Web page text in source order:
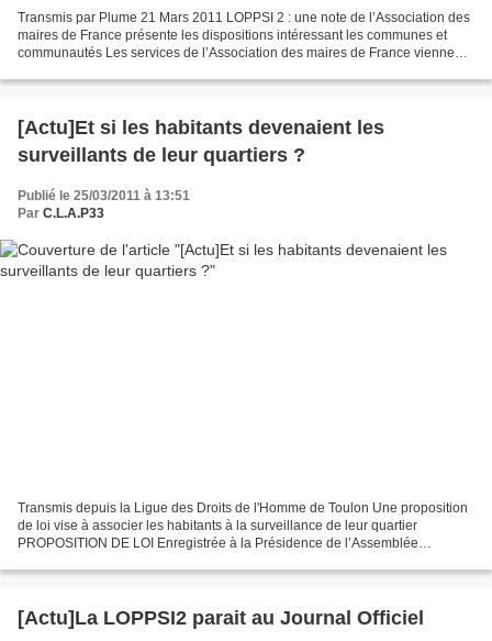
Transmis par Plume 21 Mars 2011 LOPPSI 2 : une note de l’Association des
maires de France présente les dispositions intéressant les communes et
communautés Les services de l’Association des maires de France viennent
[Actu]Et si les habitants devenaient les
surveillants de leur quartiers ?
Publié le 25/03/2011 à 13:51
Par C.L.A.P33
Transmis depuis la Ligue des Droits de l'Homme de Toulon Une proposition
de loi vise à associer les habitants à la surveillance de leur quartier
PROPOSITION DE LOI Enregistrée à la Présidence de l’Assemblée
[Actu]La LOPPSI2 parait au Journal Officiel